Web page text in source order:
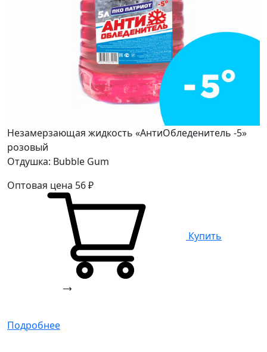
Незамерзающая жидкость «АнтиОбледенитель -5»
розовый
Отдушка: Bubble Gum
Оптовая цена 56₽
Купить
Подробнее